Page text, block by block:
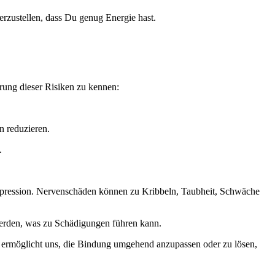
dass Du genug Energie hast.
dieser Risiken zu kennen:
reduzieren.
Nervenschäden können zu Kribbeln, Taubheit, Schwäche
was zu Schädigungen führen kann.
uns, die Bindung umgehend anzupassen oder zu lösen,